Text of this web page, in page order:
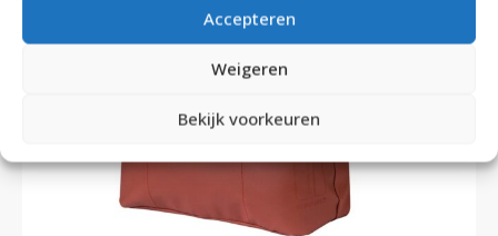
Accepteren
Weigeren
Bekijk voorkeuren